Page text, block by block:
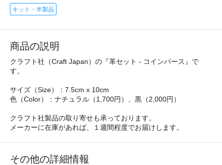
キット・半製品
商品の説明
クラフト社（Craft Japan）の『革セット - コインパース』で
す。
サイズ（Size）：7.5cm x 10cm
色（Color）：ナチュラル（1,700円）、黒（2,000円）
クラフト社製品の取り寄せも承っております。
メーカーに在庫があれば、１週間程度でお届けします。
その他の詳細情報